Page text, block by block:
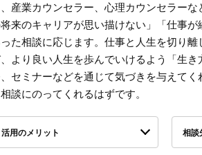
産業カウンセラー、心理カウンセラー
来のキャリアが思い描けない」「仕事
た相談に応じます。仕事と人生を切り
より良い人生を歩んでいけるよう「生
セミナーなどを通じて気づきを与えて
談にのってくれるはずです。
活用のメリット 相談